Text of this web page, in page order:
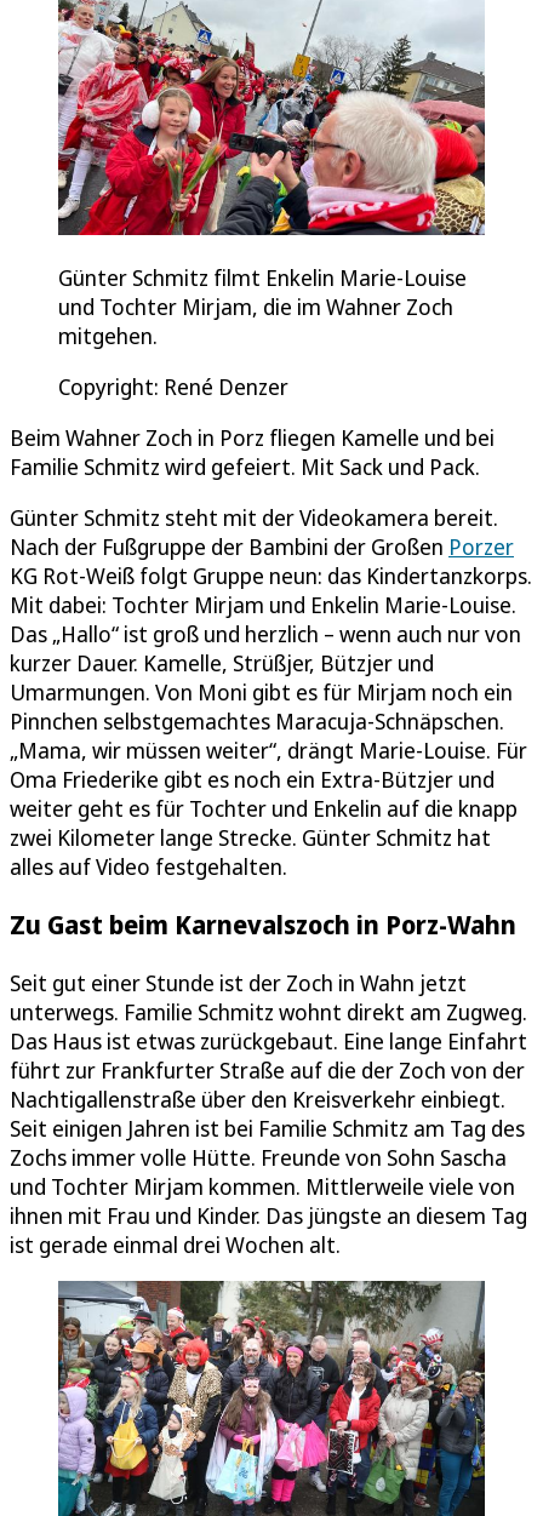
Günter Schmitz filmt Enkelin Marie-Louise
und Tochter Mirjam, die im Wahner Zoch
mitgehen.
Copyright: René Denzer
Beim Wahner Zoch in Porz fliegen Kamelle und bei
Familie Schmitz wird gefeiert. Mit Sack und Pack.
Günter Schmitz steht mit der Videokamera bereit.
Nach der Fußgruppe der Bambini der Großen Porzer
KG Rot-Weiß folgt Gruppe neun: das Kindertanzkorps.
Mit dabei: Tochter Mirjam und Enkelin Marie-Louise.
Das „Hallo“ ist groß und herzlich – wenn auch nur von
kurzer Dauer. Kamelle, Strüßjer, Bützjer und
Umarmungen. Von Moni gibt es für Mirjam noch ein
Pinnchen selbstgemachtes Maracuja-Schnäpschen.
„Mama, wir müssen weiter“, drängt Marie-Louise. Für
Oma Friederike gibt es noch ein Extra-Bützjer und
weiter geht es für Tochter und Enkelin auf die knapp
zwei Kilometer lange Strecke. Günter Schmitz hat
alles auf Video festgehalten.
Zu Gast beim Karnevalszoch in Porz-Wahn
Seit gut einer Stunde ist der Zoch in Wahn jetzt
unterwegs. Familie Schmitz wohnt direkt am Zugweg.
Das Haus ist etwas zurückgebaut. Eine lange Einfahrt
führt zur Frankfurter Straße auf die der Zoch von der
Nachtigallenstraße über den Kreisverkehr einbiegt.
Seit einigen Jahren ist bei Familie Schmitz am Tag des
Zochs immer volle Hütte. Freunde von Sohn Sascha
und Tochter Mirjam kommen. Mittlerweile viele von
ihnen mit Frau und Kinder. Das jüngste an diesem Tag
ist gerade einmal drei Wochen alt.